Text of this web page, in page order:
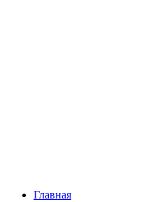
Главная